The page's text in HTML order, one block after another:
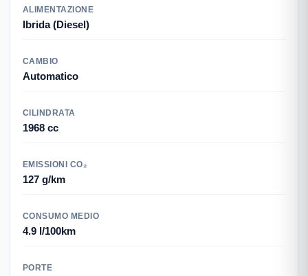
ALIMENTAZIONE
Ibrida (Diesel)
CAMBIO
Automatico
CILINDRATA
1968 cc
EMISSIONI CO₂
127 g/km
CONSUMO MEDIO
4.9 l/100km
PORTE